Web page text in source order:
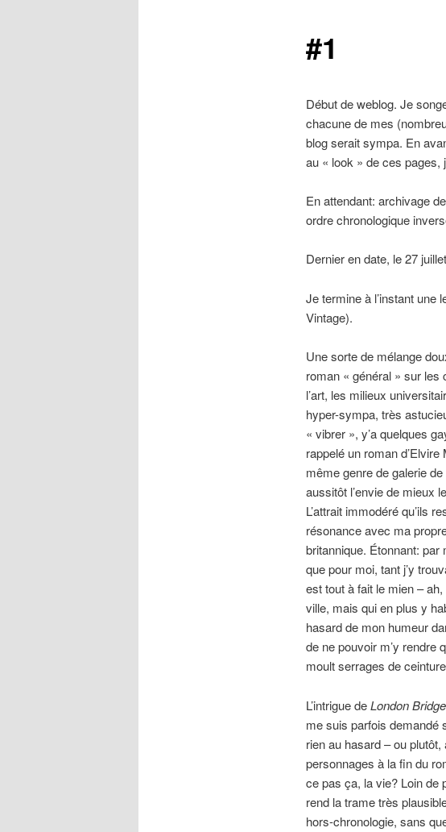
#1
Début de weblog. Je
chacune de mes
blog serait sympa. En
au « look » de ces
En attendant: archivage
ordre chronologique
Dernier en date, le 27
Je termine à l’instant une
Vintage).
Une sorte de mélange
roman « général » sur les
l’art, les milieux
hyper-sympa, très
« vibrer », y’a quelques
rappelé un roman
même genre de galerie
aussitôt l’envie de mieux
L’attrait immodéré qu’ils
résonance avec ma
britannique. Étonnant: par
que pour moi, tant j’y
est tout à fait le mien –
ville, mais qui en plus y
hasard de mon humeur
de ne pouvoir m’y rendre
moult serrages de
L’intrigue deLondon
me suis parfois demandé
rien au hasard – ou
personnages à la fin du
ce pas ça, la vie? Loin de
rend la trame très
hors-chronologie, sans